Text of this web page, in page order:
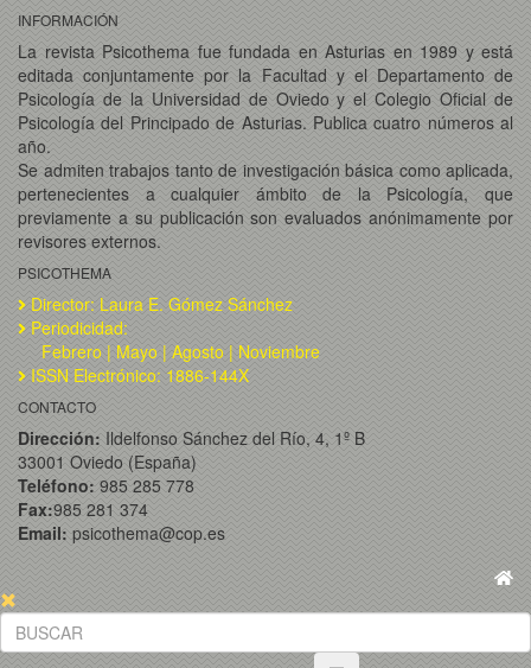
INFORMACIÓN
La revista Psicothema fue fundada en Asturias en 1989 y está
editada conjuntamente por la Facultad y el Departamento de
Psicología de la Universidad de Oviedo y el Colegio Oficial de
Psicología del Principado de Asturias. Publica cuatro números al
año.
Se admiten trabajos tanto de investigación básica como aplicada,
pertenecientes a cualquier ámbito de la Psicología, que
previamente a su publicación son evaluados anónimamente por
revisores externos.
PSICOTHEMA
Director: Laura E. Gómez Sánchez
Periodicidad:
Febrero | Mayo | Agosto | Noviembre
ISSN Electrónico: 1886-144X
CONTACTO
Dirección: Ildelfonso Sánchez del Río, 4, 1º B
33001 Oviedo (España)
Teléfono: 985 285 778
Fax:985 281 374
Email: psicothema@cop.es